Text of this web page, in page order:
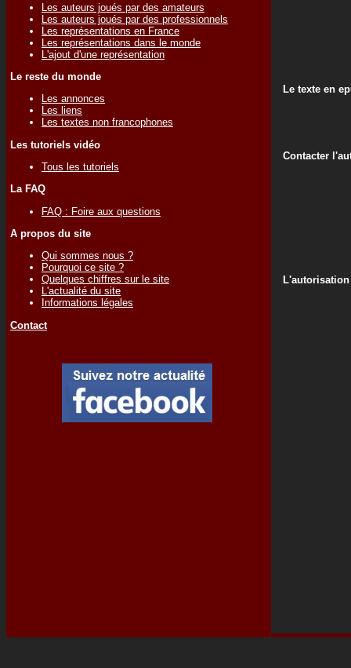
Les auteurs joués par des amateurs
Les auteurs joués par des professionnels
Les représentations en France
Les représentations dans le monde
L'ajout d'une représentation
Le reste du monde
Les annonces
Les liens
Les textes non francophones
Les tutoriels vidéo
Tous les tutoriels
La FAQ
FAQ : Foire aux questions
A propos du site
Qui sommes nous ?
Pourquoi ce site ?
Quelques chiffres sur le site
L'actualité du site
Informations légales
Contact
Le texte en
Contacter
L'autorisation